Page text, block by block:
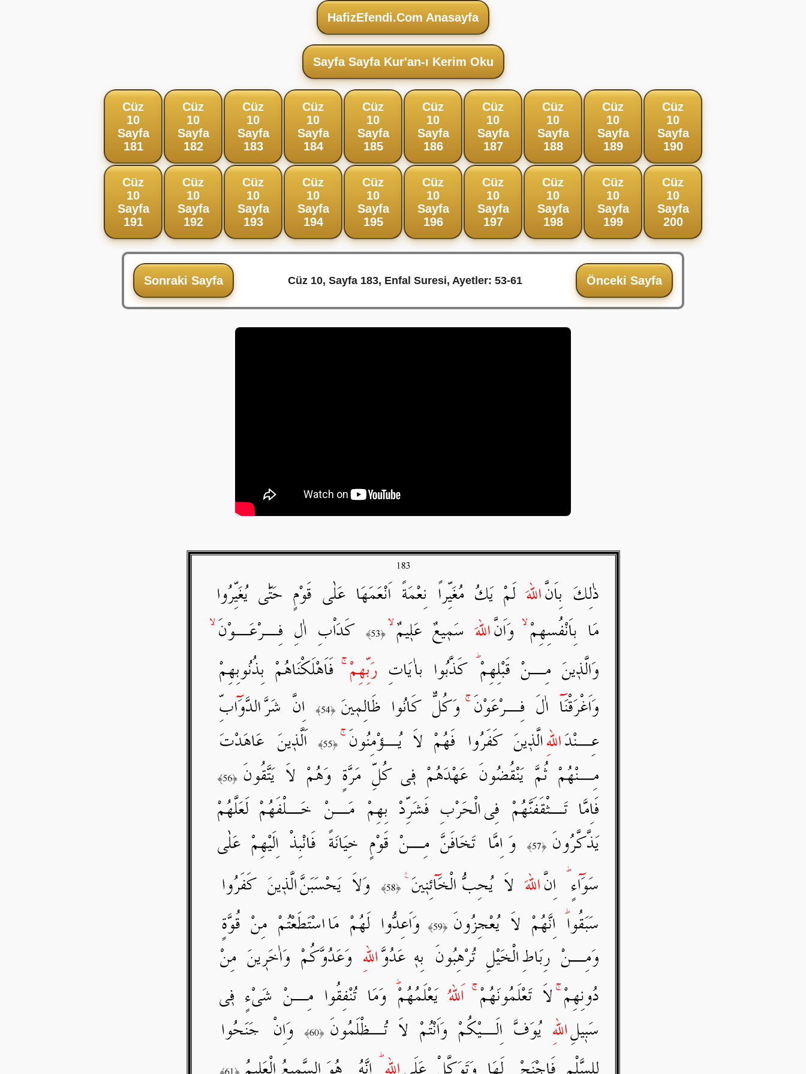
HafizEfendi.Com Anasayfa
Sayfa Sayfa Kur'an-ı Kerim Oku
Cüz
10
Sayfa
181
Cüz
10
Sayfa
182
Cüz
10
Sayfa
183
Cüz
10
Sayfa
184
Cüz
10
Sayfa
185
Cüz
10
Sayfa
186
Cüz
10
Sayfa
187
Cüz
10
Sayfa
188
Cüz
10
Sayfa
189
Cüz
10
Sayfa
190
Cüz
10
Sayfa
191
Cüz
10
Sayfa
192
Cüz
10
Sayfa
193
Cüz
10
Sayfa
194
Cüz
10
Sayfa
195
Cüz
10
Sayfa
196
Cüz
10
Sayfa
197
Cüz
10
Sayfa
198
Cüz
10
Sayfa
199
Cüz
10
Sayfa
200
Sonraki Sayfa Cüz 10, Sayfa 183, Enfal Suresi, Ayetler: 53-61 Önceki Sayfa